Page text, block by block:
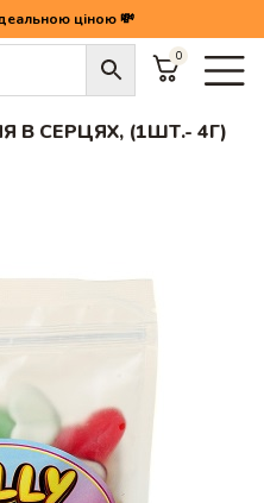
ціною 💸
0
4г) Іспанія, 300г
В СЕРЦЯХ, (1ШТ.- 4Г)